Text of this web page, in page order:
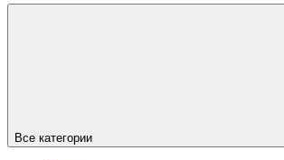
Все категории